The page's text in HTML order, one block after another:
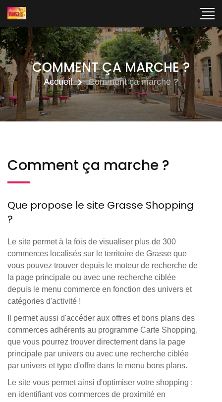
COMMENT ÇA MARCHE ?
Accueil Comment ça marche ?
Comment ça marche ?
Que propose le site Grasse Shopping
?
Le site permet à la fois de visualiser plus de 300
commerces localisés sur le territoire de Grasse que
vous pouvez trouver depuis le moteur de recherche de
la page principale ou avec une recherche ciblée
depuis le menu commerce en fonction des univers et
catégories d'activité !
Il permet aussi d'accéder aux offres et bons plans des
commerces adhérents au programme Carte Shopping,
que vous pourrez trouver directement dans la page
principale par univers ou avec une recherche ciblée
par univers et type d'offre dans le menu bons plans.
Le site vous permet ainsi d'optimiser votre shopping :
en identifiant vos commerces de proximité en